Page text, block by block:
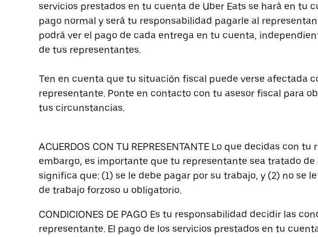
servicios prestados en tu cuenta de Uber Eats se hará en tu
pago normal y será tu responsabilidad pagarle al
podrá ver el pago de cada entrega en tu cuenta,
de tus representantes.
Ten en cuenta que tu situación fiscal puede verse afectada
representante. Ponte en contacto con tu asesor fiscal para
tus circunstancias.
ACUERDOS CON TU REPRESENTANTE Lo que decidas con
embargo, es importante que tu representante sea tratado de
significa que: (1) se le debe pagar por su trabajo, y (2) no se
de trabajo forzoso u obligatorio.
CONDICIONES DE PAGO Es tu responsabilidad decidir las
representante. El pago de los servicios prestados en tu